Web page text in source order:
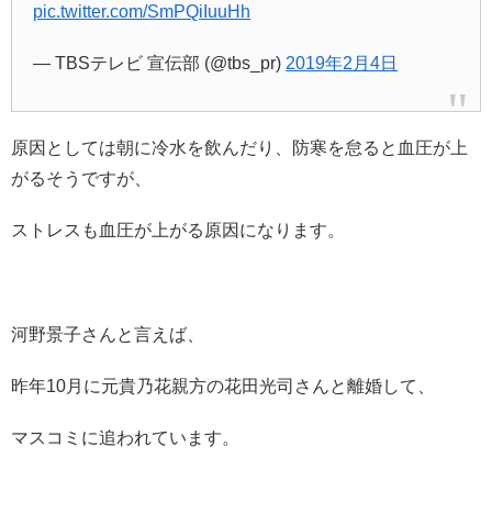
pic.twitter.com/SmPQiIuuHh
— TBSテレビ 宣伝部 (@tbs_pr) 2019年2月4日
原因としては朝に冷水を飲んだり、防寒を怠ると血圧が上
がるそうですが、
ストレスも血圧が上がる原因になります。
河野景子さんと言えば、
昨年10月に元貴乃花親方の花田光司さんと離婚して、
マスコミに追われています。